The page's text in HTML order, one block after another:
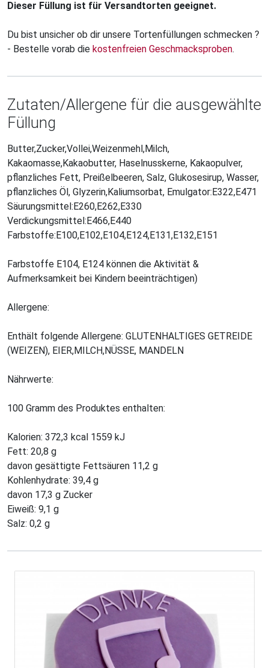
Dieser Füllung ist für Versandtorten geeignet.
Du bist unsicher ob dir unsere Tortenfüllungen schmecken ?
- Bestelle vorab die kostenfreien Geschmacksproben.
Zutaten/Allergene für die ausgewählte
Füllung
Butter,Zucker,Vollei,Weizenmehl,Milch,
Kakaomasse,Kakaobutter, Haselnusskerne, Kakaopulver,
pflanzliches Fett, Preißelbeeren, Salz, Glukosesirup, Wasser,
pflanzliches Öl, Glyzerin,Kaliumsorbat, Emulgator:E322,E471
Säurungsmittel:E260,E262,E330
Verdickungsmittel:E466,E440
Farbstoffe:E100,E102,E104,E124,E131,E132,E151
Farbstoffe E104, E124 können die Aktivität &
Aufmerksamkeit bei Kindern beeinträchtigen)
Allergene:
Enthält folgende Allergene: GLUTENHALTIGES GETREIDE
(WEIZEN), EIER,MILCH,NÜSSE, MANDELN
Nährwerte:
100 Gramm des Produktes enthalten:
Kalorien: 372,3 kcal 1559 kJ
Fett: 20,8 g
davon gesättigte Fettsäuren 11,2 g
Kohlenhydrate: 39,4 g
davon 17,3 g Zucker
Eiweiß: 9,1 g
Salz: 0,2 g